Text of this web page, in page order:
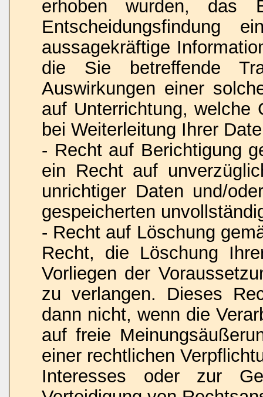
erhoben wurden, das
Entscheidungsfindung
aussagekräftige
die Sie betreffende
Auswirkungen einer
auf Unterrichtung, welche
bei Weiterleitung Ihrer
- Recht auf Berichtigung
ein Recht auf
unrichtiger Daten und/
gespeicherten
- Recht auf Löschung
Recht, die Löschung
Vorliegen der
zu verlangen. Dieses
dann nicht, wenn die
auf freie
einer rechtlichen
Interesses oder zur